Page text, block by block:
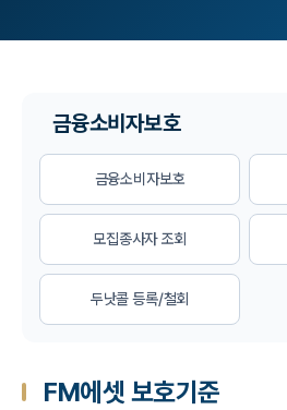
금융소비자보호
금융소비자보호
모집종사자 조회
두낫콜 등록/철회
FM에셋 보호기준